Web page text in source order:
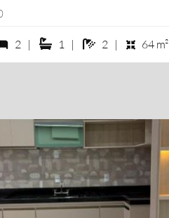
garagem
2 dormiórios
2 | 1 suítes
1 | 2 banheiros
2 | 64 m²